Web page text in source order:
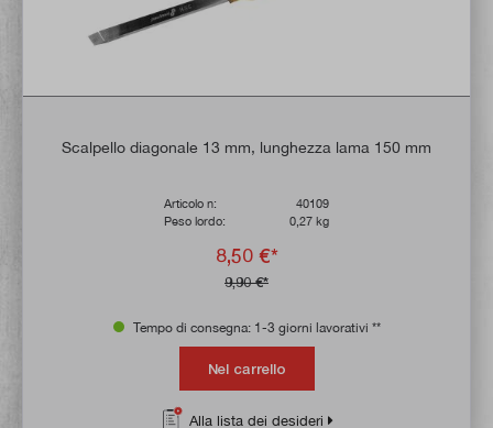
Scalpello diagonale 13 mm, lunghezza lama 150 mm
Articolo n:
40109
Peso lordo:
0,27 kg
8,50 €*
9,90 €*
Tempo di consegna: 1-3 giorni lavorativi **
Nel carrello
Alla lista dei desideri